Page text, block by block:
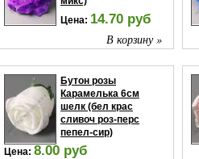
Цена: 14.70 руб
В корзину »
Бутон розы
Карамелька 6см
шелк (бел крас
сливоч роз-перс
пепел-сир)
Цена: 8.00 руб